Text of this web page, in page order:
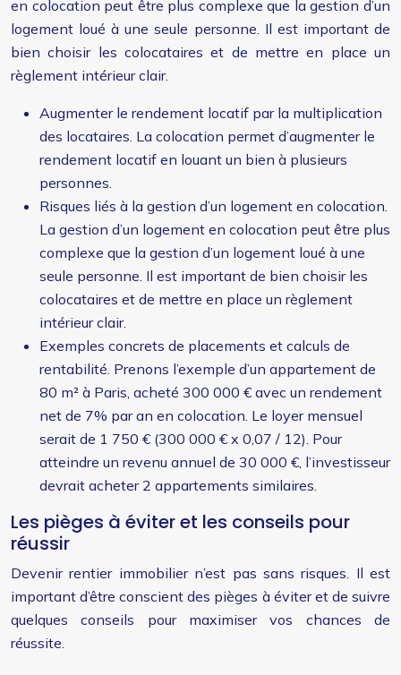
en colocation peut être plus complexe que la gestion d’un
logement loué à une seule personne. Il est important de
bien choisir les colocataires et de mettre en place un
règlement intérieur clair.
Augmenter le rendement locatif par la multiplication
des locataires. La colocation permet d’augmenter le
rendement locatif en louant un bien à plusieurs
personnes.
Risques liés à la gestion d’un logement en colocation.
La gestion d’un logement en colocation peut être plus
complexe que la gestion d’un logement loué à une
seule personne. Il est important de bien choisir les
colocataires et de mettre en place un règlement
intérieur clair.
Exemples concrets de placements et calculs de
rentabilité. Prenons l’exemple d’un appartement de
80 m² à Paris, acheté 300 000 € avec un rendement
net de 7% par an en colocation. Le loyer mensuel
serait de 1 750 € (300 000 € x 0,07 / 12). Pour
atteindre un revenu annuel de 30 000 €, l’investisseur
devrait acheter 2 appartements similaires.
Les pièges à éviter et les conseils pour
réussir
Devenir rentier immobilier n’est pas sans risques. Il est
important d’être conscient des pièges à éviter et de suivre
quelques conseils pour maximiser vos chances de
réussite.